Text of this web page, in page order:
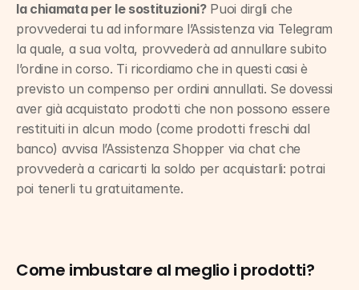
la chiamata per le sostituzioni? Puoi dirgli che
provvederai tu ad informare l’Assistenza via Telegram
la quale, a sua volta, provvederà ad annullare subito
l’ordine in corso. Ti ricordiamo che in questi casi è
previsto un compenso per ordini annullati. Se dovessi
aver già acquistato prodotti che non possono essere
restituiti in alcun modo (come prodotti freschi dal
banco) avvisa l’Assistenza Shopper via chat che
provvederà a caricarti la soldo per acquistarli: potrai
poi tenerli tu gratuitamente.
Come imbustare al meglio i prodotti?